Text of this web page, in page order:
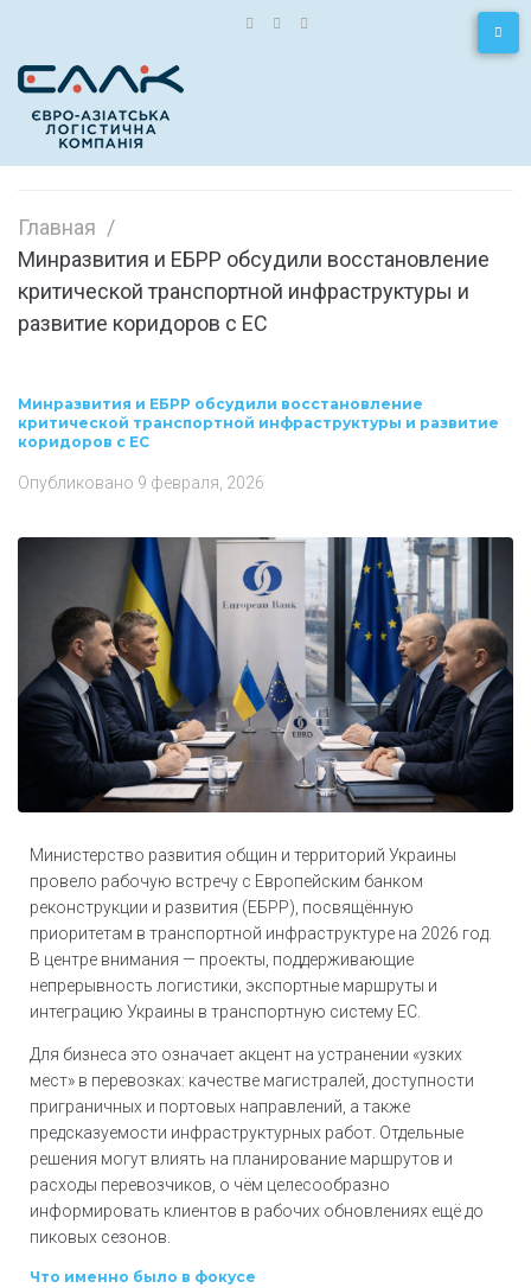
Главная /
Минразвития и ЕБРР обсудили восстановление
критической транспортной инфраструктуры и
развитие коридоров с ЕС
Минразвития и ЕБРР обсудили восстановление
критической транспортной инфраструктуры и развитие
коридоров с ЕС
Опубликовано 9 февраля, 2026
Министерство развития общин и территорий Украины
провело рабочую встречу с Европейским банком
реконструкции и развития (ЕБРР), посвящённую
приоритетам в транспортной инфраструктуре на 2026 год.
В центре внимания — проекты, поддерживающие
непрерывность логистики, экспортные маршруты и
интеграцию Украины в транспортную систему ЕС.
Для бизнеса это означает акцент на устранении «узких
мест» в перевозках: качестве магистралей, доступности
приграничных и портовых направлений, а также
предсказуемости инфраструктурных работ. Отдельные
решения могут влиять на планирование маршрутов и
расходы перевозчиков, о чём целесообразно
информировать клиентов в рабочих обновлениях ещё до
пиковых сезонов.
Что именно было в фокусе